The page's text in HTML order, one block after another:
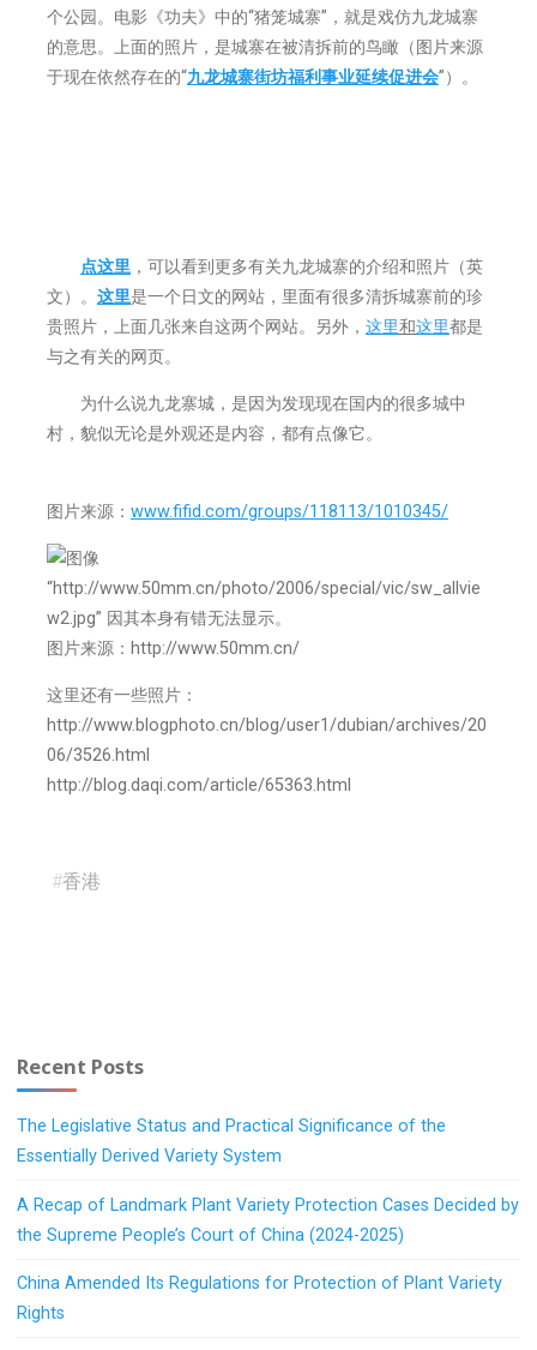
个公园。电影《功夫》中的“猪笼城寨”，就是戏仿九龙城寨
的意思。上面的照片，是城寨在被清拆前的鸟瞰（图片来源
于现在依然存在的“九龙城寨街坊福利事业延续促进会”）。
点这里，可以看到更多有关九龙城寨的介绍和照片（英
文）。 这里是一个日文的网站，里面有很多清拆城寨前的珍
贵照片，上面几张来自这两个网站。另外， 这里和这里都是
与之有关的网页。
为什么说九龙寨城，是因为发现现在国内的很多城中
村，貌似无论是外观还是内容，都有点像它。
图片来源： www.fifid.com/groups/118113/1010345/
图片来源：http://www.50mm.cn/
这里还有一些照片：
http://www.blogphoto.cn/blog/user1/dubian/archives/20
06/3526.html
http://blog.daqi.com/article/65363.html
#香港
Recent Posts
The Legislative Status and Practical Significance of the
Essentially Derived Variety System
A Recap of Landmark Plant Variety Protection Cases Decided by
the Supreme People’s Court of China (2024-2025)
China Amended Its Regulations for Protection of Plant Variety
Rights